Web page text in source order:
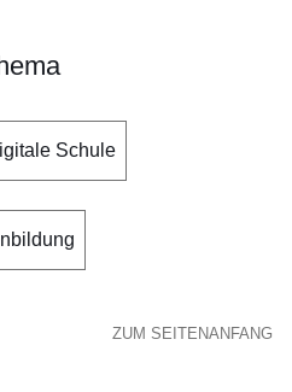
Schule
ZUM SEITENANFANG